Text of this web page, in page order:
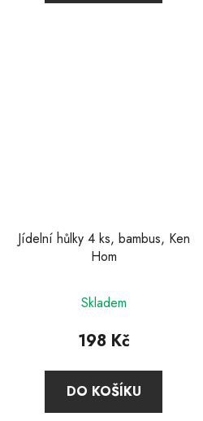
Jídelní hůlky 4 ks, bambus, Ken
Hom
Skladem
198 Kč
DO KOŠÍKU